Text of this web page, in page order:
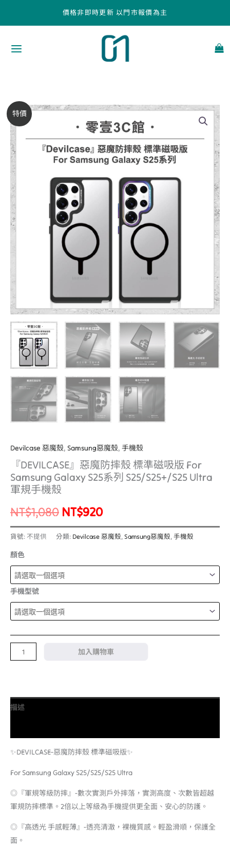
價格非即時更新 以門市報價為主
特價
Devilcase 惡魔殼, Samsung惡魔殼, 手機殼
『DEVILCASE』惡魔防摔殼 標準磁吸版 For
Samsung Galaxy S25系列 S25/S25+/S25 Ultra
軍規手機殼
NT$1,080
原
始
價
格：
NT$1,080。
NT$920
目
前
價
格：
NT$920。
貨號: 不提供 分類: Devilcase 惡魔殼, Samsung惡魔殼, 手機殼
顏色
手機型號
『DEVILCASE』
惡
魔
防
摔
標
準
磁
吸
Galaxy
S25
系
列
S25/S25+/S25
Ultra
規
量
加入購物車
描述
✨DEVILCASE-惡魔防摔殼 標準磁吸版✨
For Samsung Galaxy S25/S25/S25 Ultra
◎『軍規等級防摔』-數次實測戶外摔落，實測高度、次數皆超越
軍規防摔標準。2倍以上等級為手機提供更全面、安心的防護。
◎『高透光 手感輕薄』-透亮清澈，裸機質感。輕盈滑順，保護全
面。